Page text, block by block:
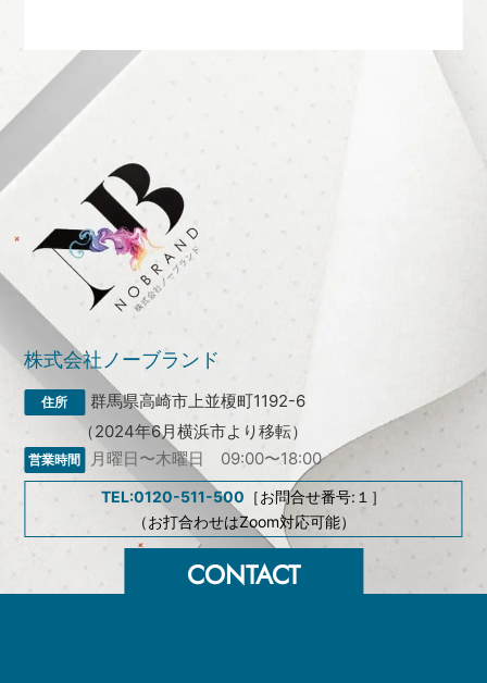
株式会社ノーブランド
群馬県高崎市上並榎町1192-6
（2024年6月横浜市より移転）
月曜日〜木曜日 09:00〜18:00
TEL:0120-511-500 ［お問合せ番号:１］
（お打合わせはZoom対応可能）